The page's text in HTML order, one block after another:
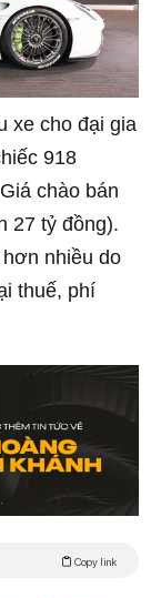
xe cho đại gia
918
chào bán
27 tỷ đồng).
nhiều do
thuế, phí
Copy link